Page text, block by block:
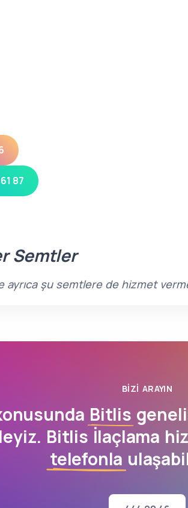
87
Semtler
ayrıca şu semtlere de hizmet
BIZI ARAYIN
Bitlis
Bitlis İlaçlama
telefonla